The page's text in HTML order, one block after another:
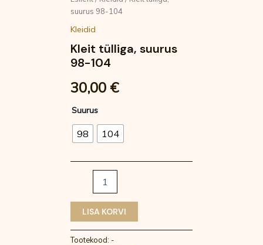
suurus 98-104
Kleidid
Kleit tülliga, suurus
98-104
30,00 €
Suurus
98 104
LISA KORVI
Tootekood: -